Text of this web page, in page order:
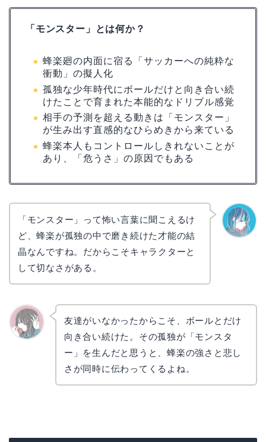
「モンスター」とは何か？
蜂楽廻の内面に宿る「サッカーへの純粋な
衝動」の擬人化
孤独な少年時代にボールだけと向き合い続
けたことで育まれた本能的なドリブル感覚
相手の予測を超える動きは「モンスター」
が生み出す直感的なひらめきから来ている
蜂楽本人もコントロールしきれないことが
あり、「危うさ」の原因でもある
「モンスター」って怖い言葉に聞こえるけ
ど、蜂楽が孤独の中で磨き続けた才能の結
晶なんですね。だからこそキャラクターと
して切なさがある。
友達がいなかったからこそ、ボールとだけ
向き合い続けた。その孤独が「モンスタ
ー」を生んだと思うと、蜂楽の強さと悲し
さが同時に伝わってくるよね。